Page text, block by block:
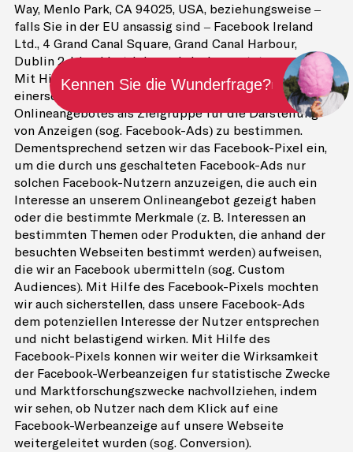
Way, Menlo Park, CA 94025, USA, beziehungsweise –
falls Sie in der EU ansässig sind – Facebook Ireland
Ltd., 4 Grand Canal Square, Grand Canal Harbour,
Dublin 2, Irland betrieben wird, eingesetzt.
Mit Hilfe des Facebook-Pixels ist es Facebook
einerseits möglich, Sie als Besucher unseres
Onlineangebotes als Zielgruppe für die Darstellung
von Anzeigen (sog. Facebook-Ads) zu bestimmen.
Dementsprechend setzen wir das Facebook-Pixel ein,
um die durch uns geschalteten Facebook-Ads nur
solchen Facebook-Nutzern anzuzeigen, die auch ein
Interesse an unserem Onlineangebot gezeigt haben
oder die bestimmte Merkmale (z. B. Interessen an
bestimmten Themen oder Produkten, die anhand der
besuchten Webseiten bestimmt werden) aufweisen,
die wir an Facebook übermitteln (sog. Custom
Audiences). Mit Hilfe des Facebook-Pixels möchten
wir auch sicherstellen, dass unsere Facebook-Ads
dem potenziellen Interesse der Nutzer entsprechen
und nicht belästigend wirken. Mit Hilfe des
Facebook-Pixels können wir weiter die Wirksamkeit
der Facebook-Werbeanzeigen für statistische Zwecke
und Marktforschungszwecke nachvollziehen, indem
wir sehen, ob Nutzer nach dem Klick auf eine
Facebook-Werbeanzeige auf unsere Webseite
weitergeleitet wurden (sog. Conversion).
Kennen Sie die Wunderfrage?|